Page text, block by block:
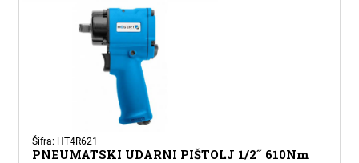
Šifra: HT4R621
PNEUMATSKI UDARNI PIŠTOLJ 1/2˝ 610Nm